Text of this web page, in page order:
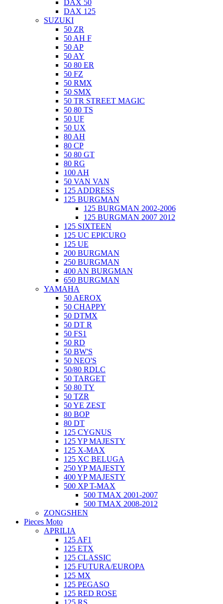
DAX 50
DAX 125
SUZUKI
50 ZR
50 AH F
50 AP
50 AY
50 80 ER
50 FZ
50 RMX
50 SMX
50 TR STREET MAGIC
50 80 TS
50 UF
50 UX
80 AH
80 CP
50 80 GT
80 RG
100 AH
50 VAN VAN
125 ADDRESS
125 BURGMAN
125 BURGMAN 2002-2006
125 BURGMAN 2007 2012
125 SIXTEEN
125 UC EPICURO
125 UE
200 BURGMAN
250 BURGMAN
400 AN BURGMAN
650 BURGMAN
YAMAHA
50 AEROX
50 CHAPPY
50 DTMX
50 DT R
50 FS1
50 RD
50 BW'S
50 NEO'S
50/80 RDLC
50 TARGET
50 80 TY
50 TZR
50 YE ZEST
80 BOP
80 DT
125 CYGNUS
125 YP MAJESTY
125 X-MAX
125 XC BELUGA
250 YP MAJESTY
400 YP MAJESTY
500 XP T-MAX
500 TMAX 2001-2007
500 TMAX 2008-2012
ZONGSHEN
Pieces Moto
APRILIA
125 AF1
125 ETX
125 CLASSIC
125 FUTURA/EUROPA
125 MX
125 PEGASO
125 RED ROSE
125 RS